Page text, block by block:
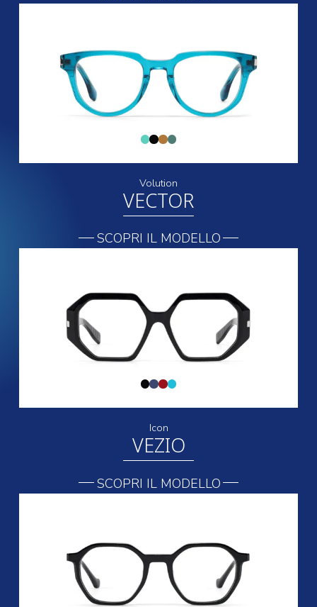
Volution
VECTOR
SCOPRI IL MODELLO
Icon
VEZIO
SCOPRI IL MODELLO